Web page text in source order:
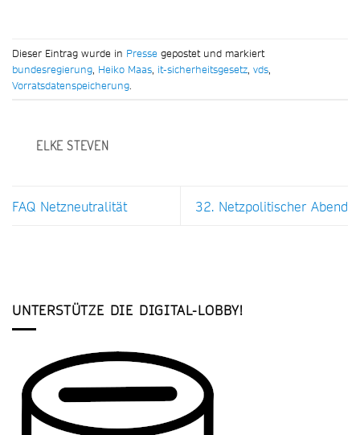
Dieser Eintrag wurde in Presse gepostet und markiert
bundesregierung, Heiko Maas, it-sicherheitsgesetz, vds,
Vorratsdatenspeicherung.
ELKE STEVEN
FAQ Netzneutralität 32. Netzpolitischer Abend
UNTERSTÜTZE DIE DIGITAL-LOBBY!